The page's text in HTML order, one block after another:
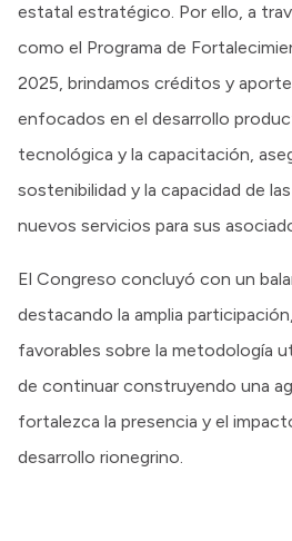
estatal estratégico. Por ello, a
como el Programa de
2025, brindamos créditos y
enfocados en el desarrollo
tecnológica y la capacitación,
sostenibilidad y la capacidad de
nuevos servicios para sus
El Congreso concluyó con un
destacando la amplia
favorables sobre la metodología
de continuar construyendo una
fortalezca la presencia y el
desarrollo rionegrino.